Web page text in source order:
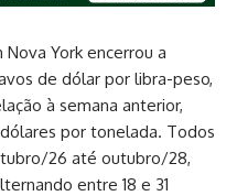
York encerrou a
de dólar por libra-peso,
à semana anterior,
por tonelada. Todos
26 até outubro/28,
entre 18 e 31